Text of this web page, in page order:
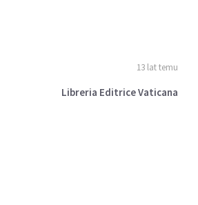
13 lat temu
Libreria Editrice Vaticana